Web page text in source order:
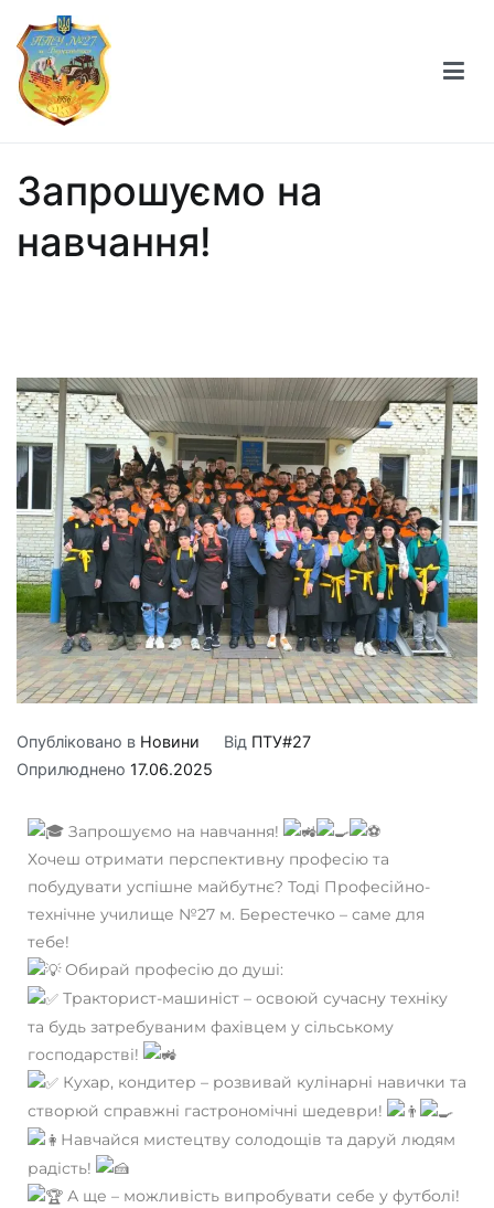
Берестечка
Запрошуємо на
навчання!
Опубліковано в Новини Від ПТУ#27
Оприлюднено 17.06.2025
Запрошуємо на навчання!
Хочеш отримати перспективну професію та
побудувати успішне майбутнє? Тоді Професійно-
технічне училище №27 м. Берестечко – саме для
тебе!
Обирай професію до душі:
Тракторист-машиніст – освоюй сучасну техніку
та будь затребуваним фахівцем у сільському
господарстві!
Кухар, кондитер – розвивай кулінарні навички та
створюй справжні гастрономічні шедеври!
Навчайся мистецтву солодощів та даруй людям
радість!
А ще – можливість випробувати себе у футболі!